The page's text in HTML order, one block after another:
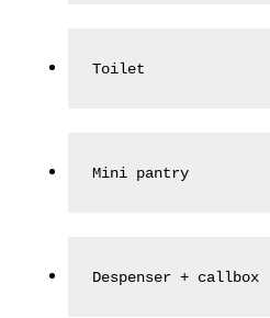
Toilet
Mini pantry
Despenser + callbox